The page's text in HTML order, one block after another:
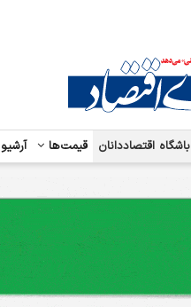
باشگاه اقتصاددانان قیمت‌ها آرشیو